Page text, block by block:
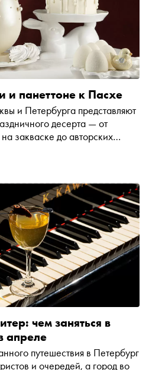
и панеттоне к Пасхе
и Петербурга представляют
десерта — от
закваске до авторских
интересные
чем заняться в
апреле
путешествия в Петербург
и очередей, а город во